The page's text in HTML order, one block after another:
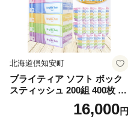
北海道倶知安町
ブライティア ソフト ボック
スティッシュ 200組 400枚 60
箱 日本製 まとめ買い ティッ
シュ リサイクル 長持 防災 常
16,000円